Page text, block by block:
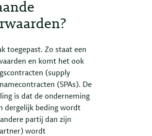
toegepast. Zo staat een
en komt het ook
(supply
(SPAs). De
is dat de onderneming
dergelijk beding wordt
partij dan zijn
wordt